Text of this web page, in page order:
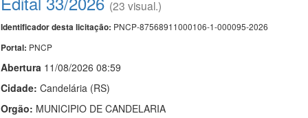
(23 visual.)
Identificador desta licitação: PNCP-87568911000106-1-000095-2026
Portal: PNCP
Abertura 11/08/2026 08:59
Cidade: Candelária (RS)
Orgão: MUNICIPIO DE CANDELARIA